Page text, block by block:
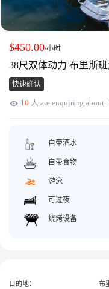
服务
获取游艇报价
关于众艇
关于我们
$450.00/小时
38尺双体动力 布里斯
快速确认
10 人 are enquiring about
自带酒水
自带食物
游泳
可过夜
烧烤设备
目的地： 布